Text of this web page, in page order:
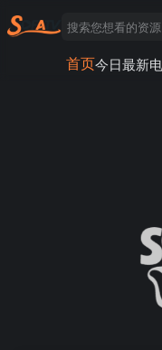
首页今日最新